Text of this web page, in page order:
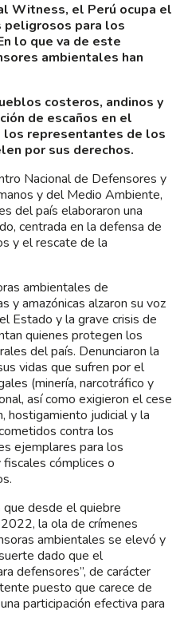
Witness, el Perú ocupa el
peligrosos para los
lo que va de este
ambientales han
costeros, andinos y
de escaños en el
los representantes de los
por sus derechos.
Nacional de Defensores y
y del Medio Ambiente,
del país elaboraron una
centrada en la defensa de
y el rescate de la
ambientales de
y amazónicas alzaron su voz
Estado y la grave crisis de
quienes protegen los
del país. Denunciaron la
vidas que sufren por el
(minería, narcotráfico y
así como exigieron el cese
hostigamiento judicial y la
contra los
ejemplares para los
fiscales cómplices o
desde el quiebre
la ola de crímenes
ambientales se elevó y
dado que el
defensores”, de carácter
puesto que carece de
participación efectiva para